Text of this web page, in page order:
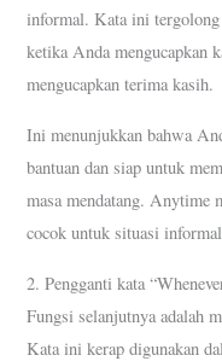
informal. Kata ini tergolong
ketika Anda mengucapkan
mengucapkan terima kasih.
Ini menunjukkan bahwa
bantuan dan siap untuk
masa mendatang. Anytime
cocok untuk situasi
2. Pengganti kata
Fungsi selanjutnya adalah
Kata ini kerap digunakan